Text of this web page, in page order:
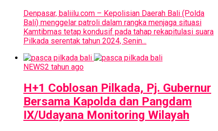
Denpasar, baliilu.com – Kepolisian Daerah Bali (Polda
Bali) menggelar patroli dalam rangka menjaga situasi
Kamtibmas tetap kondusif pada tahap rekapitulasi suara
Pilkada serentak tahun 2024, Senin...
NEWS2 tahun ago
H+1 Coblosan Pilkada, Pj. Gubernur
Bersama Kapolda dan Pangdam
IX/Udayana Monitoring Wilayah